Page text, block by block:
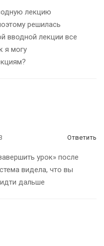
лекцию
решилась
вводной лекции все
я могу
Ответить
урок» после
видела, что вы
дальше